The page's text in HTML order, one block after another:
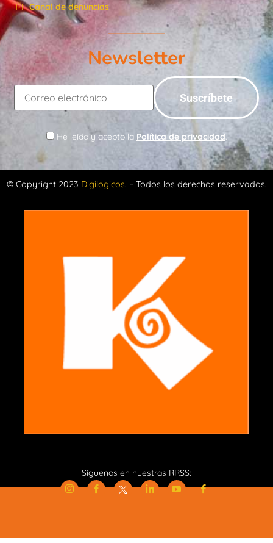
Canal de denuncias
Newsletter
He leído y acepto la Política de privacidad
© Copyright 2023 Digilogicos. – Todos los derechos reservados.
Síguenos en nuestras RRSS: